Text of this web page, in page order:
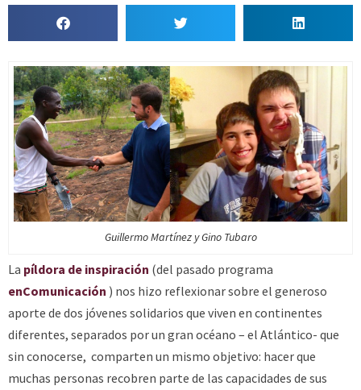
Guillermo Martínez y Gino Tubaro
La píldora de inspiración (del pasado programa
enComunicación ) nos hizo reflexionar sobre el generoso
aporte de dos jóvenes solidarios que viven en continentes
diferentes, separados por un gran océano – el Atlántico- que
sin conocerse, comparten un mismo objetivo: hacer que
muchas personas recobren parte de las capacidades de sus